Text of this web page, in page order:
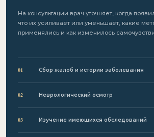
На консультации врач уточняет, когда
что их усиливает или уменьшает, какие
применялись и как изменилось
01 Сбор жалоб и истории заболевания
02 Неврологический осмотр
03 Изучение имеющихся обследований